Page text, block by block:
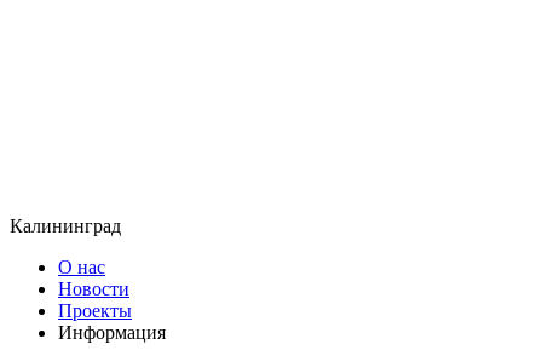
Калининград
О нас
Новости
Проекты
Информация